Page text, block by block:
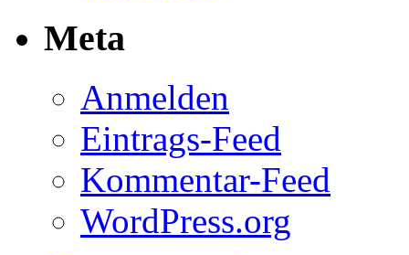
Meta
Anmelden
Eintrags-Feed
Kommentar-Feed
WordPress.org